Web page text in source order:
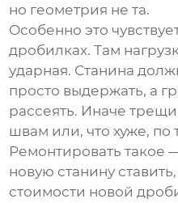
но геометрия не та.
Особенно это
дробилках. Там
ударная. Станина
просто выдержать, а
рассеять. Иначе
швам или, что хуже, по
Ремонтировать такое
новую станину
стоимости новой